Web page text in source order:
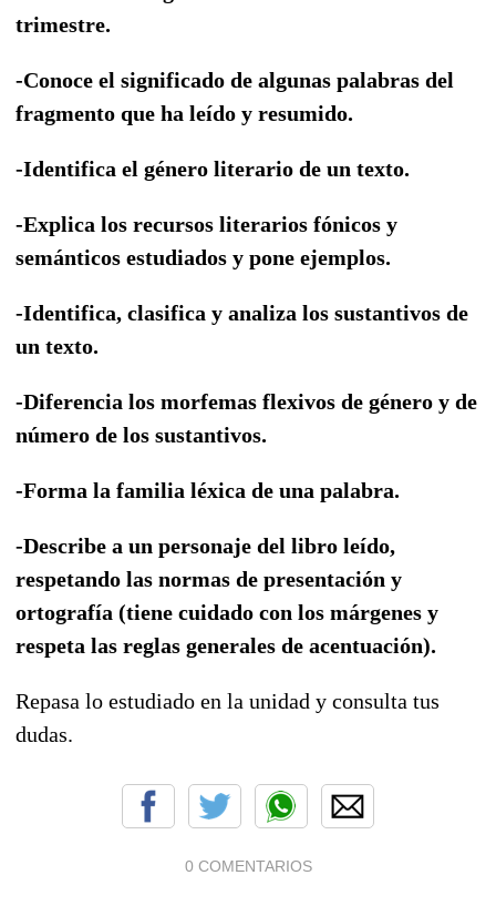
trimestre.
-Conoce el significado de algunas palabras del
fragmento que ha leído y resumido.
-Identifica el género literario de un texto.
-Explica los recursos literarios fónicos y
semánticos estudiados y pone ejemplos.
-Identifica, clasifica y analiza los sustantivos de
un texto.
-Diferencia los morfemas flexivos de género y de
número de los sustantivos.
-Forma la familia léxica de una palabra.
-Describe a un personaje del libro leído,
respetando las normas de presentación y
ortografía (tiene cuidado con los márgenes y
respeta las reglas generales de acentuación).
Repasa lo estudiado en la unidad y consulta tus
dudas.
0 COMENTARIOS